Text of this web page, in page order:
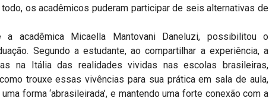
os acadêmicos puderam participar de seis alternativas de
acadêmica Micaella Mantovani Daneluzi, possibilitou o
Segundo a estudante, ao compartilhar a experiência, a
na Itália das realidades vividas nas escolas brasileiras,
trouxe essas vivências para sua prática em sala de aula,
forma ‘abrasileirada’, e mantendo uma forte conexão com a